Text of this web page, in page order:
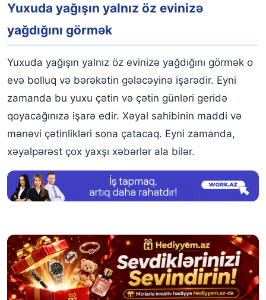
Yuxuda yağışın yalnız öz evinizə
yağdığını görmək
Yuxuda yağışın yalnız öz evinizə yağdığını görmək o
evə bolluq və bərəkətin gələcəyinə işarədir. Eyni
zamanda bu yuxu çətin və çətin günləri geridə
qoyacağınıza işarə edir. Xəyal sahibinin maddi və
mənəvi çətinlikləri sona çatacaq. Eyni zamanda,
xəyalpərəst çox yaxşı xəbərlər ala bilər.